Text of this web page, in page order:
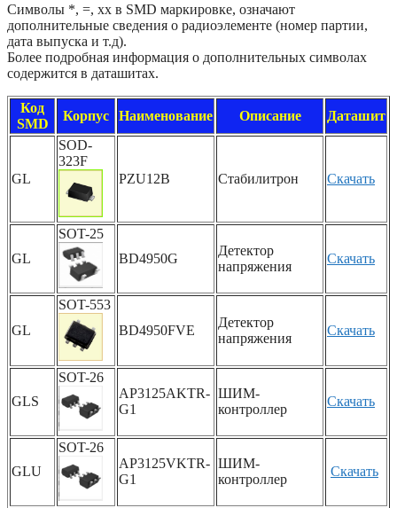
Символы *, =, xx в SMD маркировке, означают
дополнительные сведения о радиоэлементе (номер партии,
дата выпуска и т.д).
Более подробная информация о дополнительных символах
содержится в даташитах.
Код
SMD
Корпус Наименование Описание Даташит
GL
SOD-
323F
PZU12B
Стабилитрон Скачать
GL
SOT-25
BD4950G
Детектор
напряжения
Скачать
GL
SOT-553
BD4950FVE
Детектор
напряжения
Скачать
GLS
SOT-26
AP3125AKTR-
G1
ШИМ-
контроллер
Скачать
GLU
SOT-26
AP3125VKTR-
G1
ШИМ-
контроллер
Скачать